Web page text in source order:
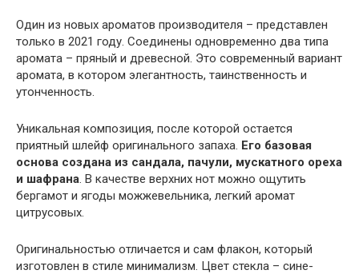
Один из новых ароматов производителя – представлен
только в 2021 году. Соединены одновременно два типа
аромата – пряный и древесной. Это современный вариант
аромата, в котором элегантность, таинственность и
утонченность.
Уникальная композиция, после которой остается
приятный шлейф оригинального запаха. Его базовая
основа создана из сандала, пачули, мускатного ореха
и шафрана. В качестве верхних нот можно ощутить
бергамот и ягоды можжевельника, легкий аромат
цитрусовых.
Оригинальностью отличается и сам флакон, который
изготовлен в стиле минимализм. Цвет стекла – сине-